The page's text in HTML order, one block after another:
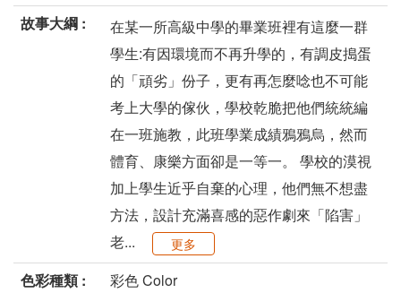
故事大綱 :
在某一所高級中學的畢業班裡有這麼一群
學生:有因環境而不再升學的，有調皮搗蛋
的「頑劣」份子，更有再怎麼唸也不可能
考上大學的傢伙，學校乾脆把他們統統編
在一班施教，此班學業成績鴉鴉烏，然而
體育、康樂方面卻是一等一。 學校的漠視
加上學生近乎自棄的心理，他們無不想盡
方法，設計充滿喜感的惡作劇來「陷害」
老...
更多
色彩種類 :
彩色 Color